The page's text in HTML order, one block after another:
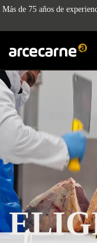
Más de 75 años de